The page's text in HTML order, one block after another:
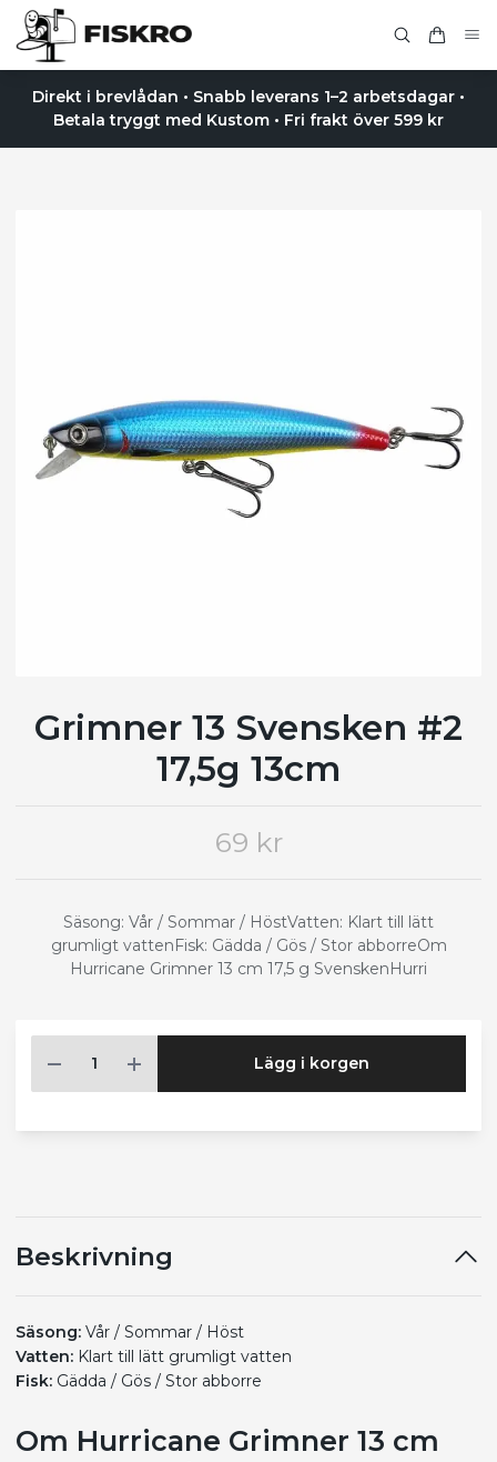
Direkt i brevlådan • Snabb leverans 1–2 arbetsdagar •
Betala tryggt med Kustom • Fri frakt över 599 kr
Grimner 13 Svensken #2
17,5g 13cm
69 kr
Säsong: Vår / Sommar / HöstVatten: Klart till lätt
grumligt vattenFisk: Gädda / Gös / Stor abborreOm
Hurricane Grimner 13 cm 17,5 g SvenskenHurri
Lägg i korgen
Beskrivning
Säsong: Vår / Sommar / Höst
Vatten: Klart till lätt grumligt vatten
Fisk: Gädda / Gös / Stor abborre
Om Hurricane Grimner 13 cm